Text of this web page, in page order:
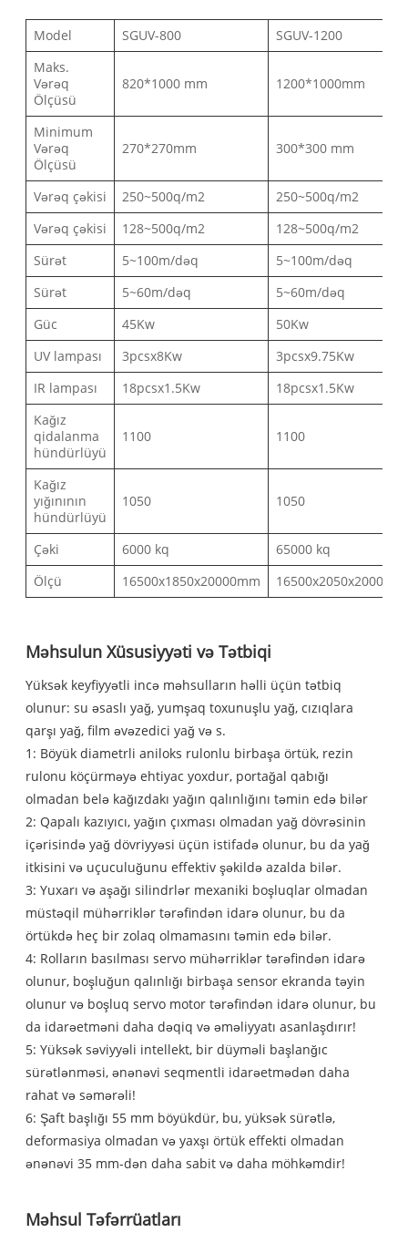
Model SGUV-800
SGUV-1200
Maks.
Vərəq
Ölçüsü
820*1000 mm 1200*1000mm
Minimum
Vərəq
Ölçüsü
270*270mm 300*300 mm
Vərəq çəkisi 250~500q/m2
250~500q/m2
Vərəq çəkisi
128~500q/m2
128~500q/m2
Sürət
5~100m/dəq
5~100m/dəq
Sürət
5~60m/dəq
5~60m/dəq
Güc
45Kw
50Kw
UV lampası
3pcsx8Kw
3pcsx9.75Kw
IR lampası
18pcsx1.5Kw
18pcsx1.5Kw
Kağız
qidalanma
hündürlüyü
1100 1100
Kağız
yığınının
hündürlüyü
1050 1050
Çəki 6000 kq
65000 kq
Ölçü
16500x1850x20000mm 16500x2050x2000mm
Məhsulun Xüsusiyyəti və Tətbiqi
Yüksək keyfiyyətli incə məhsulların həlli üçün tətbiq
olunur: su əsaslı yağ, yumşaq toxunuşlu yağ, cızıqlara
qarşı yağ, film əvəzedici yağ və s.
1: Böyük diametrli aniloks rulonlu birbaşa örtük, rezin
rulonu köçürməyə ehtiyac yoxdur, portağal qabığı
olmadan belə kağızdakı yağın qalınlığını təmin edə bilər
2: Qapalı kazıyıcı, yağın çıxması olmadan yağ dövrəsinin
içərisində yağ dövriyyəsi üçün istifadə olunur, bu da yağ
itkisini və uçuculuğunu effektiv şəkildə azalda bilər.
3: Yuxarı və aşağı silindrlər mexaniki boşluqlar olmadan
müstəqil mühərriklər tərəfindən idarə olunur, bu da
örtükdə heç bir zolaq olmamasını təmin edə bilər.
4: Rolların basılması servo mühərriklər tərəfindən idarə
olunur, boşluğun qalınlığı birbaşa sensor ekranda təyin
olunur və boşluq servo motor tərəfindən idarə olunur, bu
da idarəetməni daha dəqiq və əməliyyatı asanlaşdırır!
5: Yüksək səviyyəli intellekt, bir düyməli başlanğıc
sürətlənməsi, ənənəvi seqmentli idarəetmədən daha
rahat və səmərəli!
6: Şaft başlığı 55 mm böyükdür, bu, yüksək sürətlə,
deformasiya olmadan və yaxşı örtük effekti olmadan
ənənəvi 35 mm-dən daha sabit və daha möhkəmdir!
Məhsul Təfərrüatları